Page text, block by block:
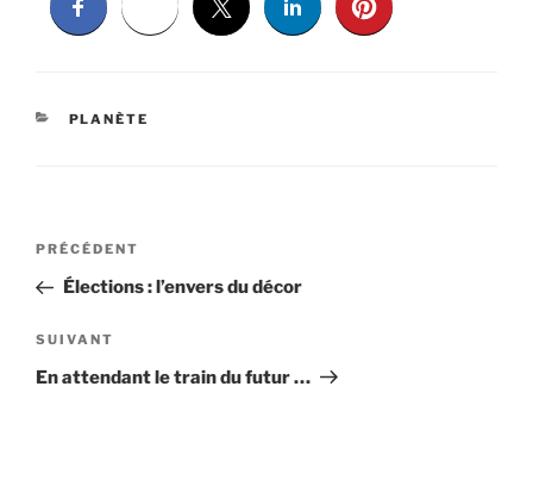
CATÉGORIES
PLANÈTE
Navigation
l’article
Article
précédent
PRÉCÉDENT
Élections : l’envers du décor
Article
suivant
SUIVANT
En attendant le train du futur …